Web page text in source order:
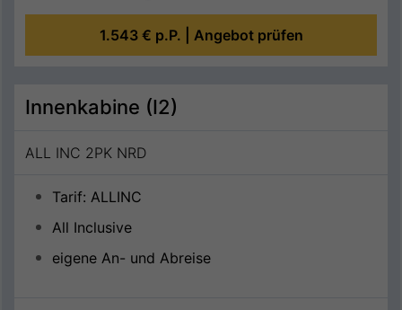
1.543 € p.P. | Angebot prüfen
Innenkabine (I2)
ALL INC 2PK NRD
Tarif: ALLINC
All Inclusive
eigene An- und Abreise